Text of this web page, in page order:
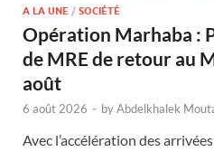
A LA UNE / SOCIÉTÉ
Opération Marhaba :
de MRE de retour au
août
6 août 2026 - byAbdelkhalek
Avec l’accélération des